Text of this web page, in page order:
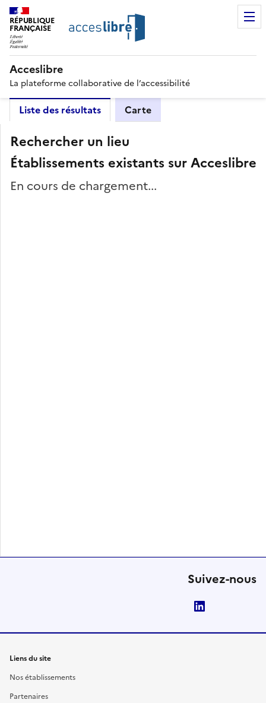
RÉPUBLIQUE
FRANÇAISE
Acceslibre
La plateforme collaborative de l’accessibilité
Liste des résultats Carte
Rechercher un lieu
Établissements existants sur Acceslibre
En cours de chargement...
Suivez-nous
Liens du site
Nos établissements
Partenaires